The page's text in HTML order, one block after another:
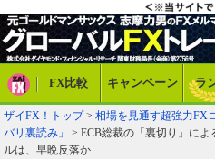
FX比較 キャンペーン ラ
ザイFX！トップ> 相場を見通す超強力FX
バリ裏読み」
> ECB総裁の「裏切り」に
ルは、早晩反落か